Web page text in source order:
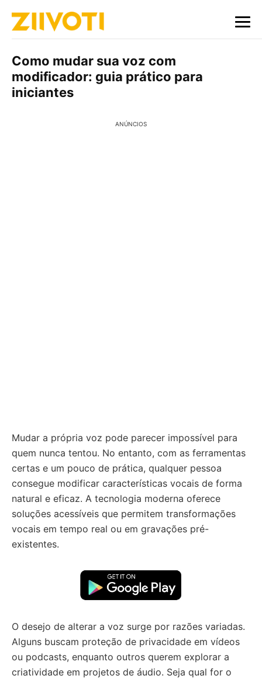
Como mudar sua voz com
modificador: guia prático para
iniciantes
ANÚNCIOS
Mudar a própria voz pode parecer impossível para
quem nunca tentou. No entanto, com as ferramentas
certas e um pouco de prática, qualquer pessoa
consegue modificar características vocais de forma
natural e eficaz. A tecnologia moderna oferece
soluções acessíveis que permitem transformações
vocais em tempo real ou em gravações pré-
existentes.
O desejo de alterar a voz surge por razões variadas.
Alguns buscam proteção de privacidade em vídeos
ou podcasts, enquanto outros querem explorar a
criatividade em projetos de áudio. Seja qual for o